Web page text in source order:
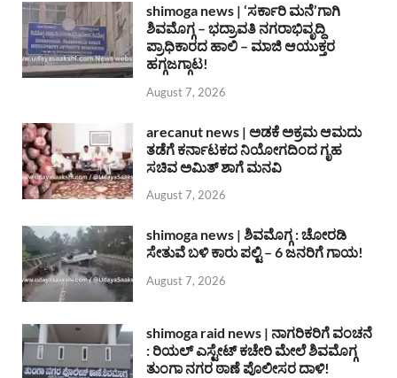
shimoga news | ‘ಸರ್ಕಾರಿ ಮನೆ’ಗಾಗಿ
ಶಿವಮೊಗ್ಗ – ಭದ್ರಾವತಿ ನಗರಾಭಿವೃದ್ದಿ
ಪ್ರಾಧಿಕಾರದ ಹಾಲಿ – ಮಾಜಿ ಆಯುಕ್ತರ
ಹಗ್ಗಜಗ್ಗಾಟ!
August 7, 2026
arecanut news | ಅಡಕೆ ಅಕ್ರಮ ಆಮದು
ತಡೆಗೆ ಕರ್ನಾಟಕದ ನಿಯೋಗದಿಂದ ಗೃಹ
ಸಚಿವ ಅಮಿತ್ ಶಾಗೆ ಮನವಿ
August 7, 2026
shimoga news | ಶಿವಮೊಗ್ಗ : ಚೋರಡಿ
ಸೇತುವೆ ಬಳಿ ಕಾರು ಪಲ್ಟಿ – 6 ಜನರಿಗೆ ಗಾಯ!
August 7, 2026
shimoga raid news | ನಾಗರಿಕರಿಗೆ ವಂಚನೆ
: ರಿಯಲ್ ಎಸ್ಟೇಟ್ ಕಚೇರಿ ಮೇಲೆ ಶಿವಮೊಗ್ಗ
ತುಂಗಾ ನಗರ ಠಾಣೆ ಪೊಲೀಸರ ದಾಳಿ!